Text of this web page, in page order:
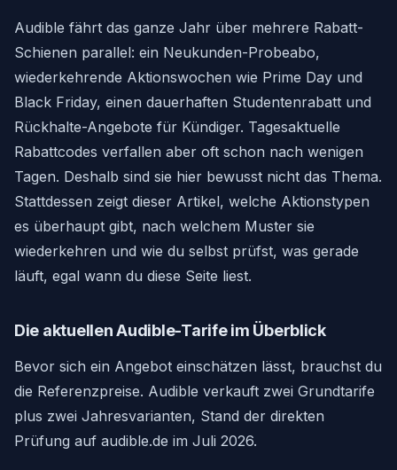
Audible fährt das ganze Jahr über mehrere Rabatt-
Schienen parallel: ein Neukunden-Probeabo,
wiederkehrende Aktionswochen wie Prime Day und
Black Friday, einen dauerhaften Studentenrabatt und
Rückhalte-Angebote für Kündiger. Tagesaktuelle
Rabattcodes verfallen aber oft schon nach wenigen
Tagen. Deshalb sind sie hier bewusst nicht das Thema.
Stattdessen zeigt dieser Artikel, welche Aktionstypen
es überhaupt gibt, nach welchem Muster sie
wiederkehren und wie du selbst prüfst, was gerade
läuft, egal wann du diese Seite liest.
Die aktuellen Audible-Tarife im Überblick
Bevor sich ein Angebot einschätzen lässt, brauchst du
die Referenzpreise. Audible verkauft zwei Grundtarife
plus zwei Jahresvarianten, Stand der direkten
Prüfung auf audible.de im Juli 2026.